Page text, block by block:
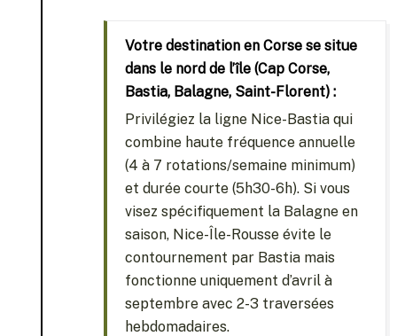
Votre destination en Corse se situe
dans le nord de l’île (Cap Corse,
Bastia, Balagne, Saint-Florent) :
Privilégiez la ligne Nice-Bastia qui
combine haute fréquence annuelle
(4 à 7 rotations/semaine minimum)
et durée courte (5h30-6h). Si vous
visez spécifiquement la Balagne en
saison, Nice-Île-Rousse évite le
contournement par Bastia mais
fonctionne uniquement d’avril à
septembre avec 2-3 traversées
hebdomadaires.